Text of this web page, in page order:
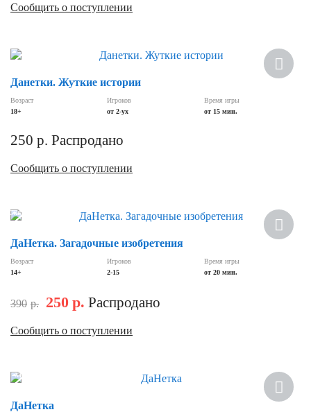
Сообщить о поступлении
Данетки. Жуткие истории
Возраст
18+
Игроков
от 2-ух
Время игры
от 15 мин.
250 р. Распродано
Сообщить о поступлении
Скидка
ДаНетка. Загадочные изобретения
Возраст
14+
Игроков
2-15
Время игры
от 20 мин.
390 р. 250 р. Распродано
Сообщить о поступлении
Хит
ДаНетка